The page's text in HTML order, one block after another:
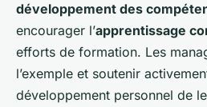
développement des
encourager l’apprentissage
efforts de formation. Les
l’exemple et soutenir
développement personnel de